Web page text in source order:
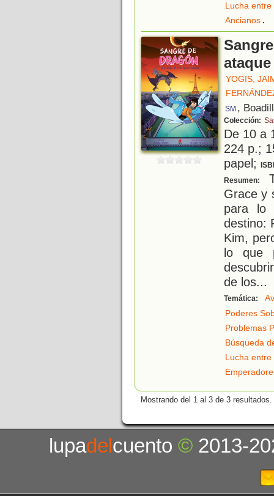
Lucha entre
Ancianos.
YOGIS,
SM ,
Colección:
De 10 a
224 p.;
papel;
Resumen:
Grace y
para lo
destino:
Kim,
lo que
de los...
Temática:
Poderes
Problemas
Búsqueda
Lucha entre
Mostrando del 1 al 3 de 3 resultados.
lupadelcuento© 2013-